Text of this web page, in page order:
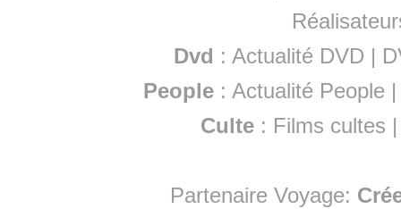
Dvd : Actualité DVD |
People :Actualité People
Culte : Films cultes
Partenaire Voyage: